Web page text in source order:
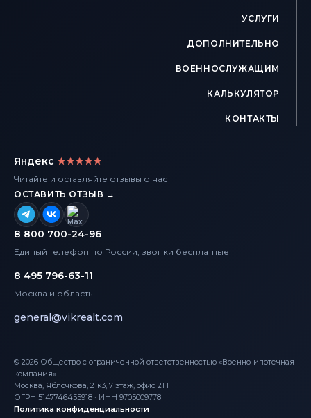
УСЛУГИ
ДОПОЛНИТЕЛЬНО
ВОЕННОСЛУЖАЩИМ
КАЛЬКУЛЯТОР
КОНТАКТЫ
Яндекс ★★★★★
Читайте и оставляйте отзывы о нас
ОСТАВИТЬ ОТЗЫВ →
8 800 700-24-96
Единый телефон по России, звонки бесплатные
8 495 796-63-11
Москва и область
general@vikrealt.com
© 2026 Общество с ограниченной ответственностью «Военно-ипотечная
компания»
Москва, Яблочкова, 21к3, 7 этаж, офис 21 Г
ОГРН 5147746455918 · ИНН 9705009778
Политика конфиденциальности